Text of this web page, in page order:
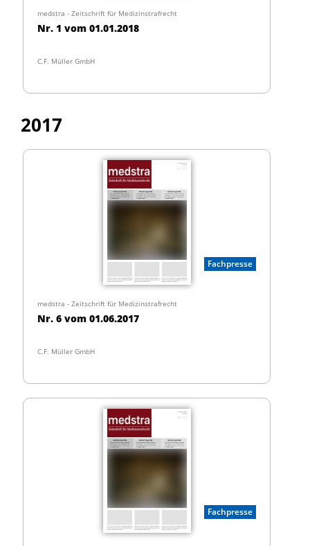
medstra - Zeitschrift für Medizinstrafrecht
Nr. 1 vom 01.01.2018
C.F. Müller GmbH
2017
Fachpresse
medstra - Zeitschrift für Medizinstrafrecht
Nr. 6 vom 01.06.2017
C.F. Müller GmbH
Fachpresse